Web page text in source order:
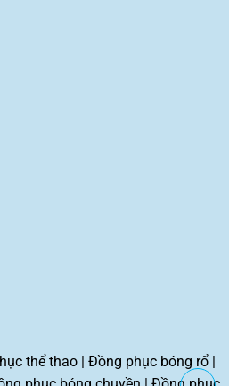
thể thao| Đồng phục bóng rổ|